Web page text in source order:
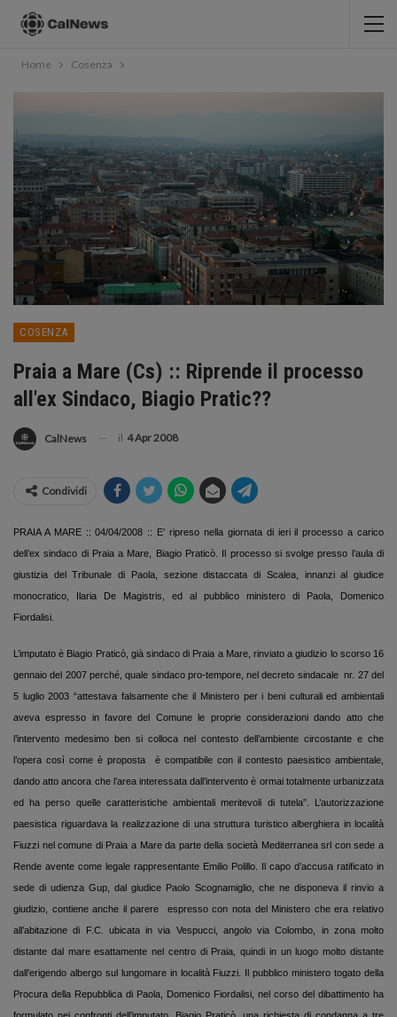
Home Cosenza
COSENZA
Praia a Mare (Cs) :: Riprende il processo
all'ex Sindaco, Biagio Pratic??
CalNews il 4 Apr 2008
Condividi
PRAIA A MARE :: 04/04/2008 :: E’ ripreso nella giornata di ieri il processo a carico
dell’ex sindaco di Praia a Mare, Biagio Praticò. Il processo si svolge presso l’aula di
giustizia del Tribunale di Paola, sezione distaccata di Scalea, innanzi al giudice
monocratico, Ilaria De Magistris, ed al pubblico ministero di Paola, Domenico
Fiordalisi.
L’imputato è Biagio Praticò, già sindaco di Praia a Mare, rinviato a giudizio lo scorso 16
gennaio del 2007 perché, quale sindaco pro-tempore, nel decreto sindacale nr. 27 del
5 luglio 2003 “attestava falsamente che il Ministero per i beni culturali ed ambientali
aveva espresso in favore del Comune le proprie considerazioni dando atto che
l’intervento medesimo ben si colloca nel contesto dell’ambiente circostante e che
l’opera così come è proposta
è compatibile con il contesto paesistico ambientale,
dando atto ancora che l’area interessata dall’intervento è ormai totalmente urbanizzata
ed ha perso quelle caratteristiche ambientali meritevoli di tutela”. L’autorizzazione
paesistica riguardava la realizzazione di una struttura turistico alberghiera in località
Fiuzzi nel comune di Praia a Mare da parte della società Mediterranea srl con sede a
Rende avente come legale rappresentante Emilio Polillo. Il capo d’accusa ratificato in
sede di udienza Gup, dal giudice Paolo Scognamiglio, che ne disponeva il rinvio a
giudizio, contiene anche il parere
espresso con nota del Ministero che era relativo
all’abitazione di F.C. ubicata in via Vespucci, angolo via Colombo, in zona molto
distante dal mare esattamente nel centro di Praia, quindi in un luogo molto distante
dall’erigendo albergo sul lungomare in località Fiuzzi. Il pubblico ministero togato della
Procura della Repubblica di Paola, Domenico Fiordalisi, nel corso del dibattimento ha